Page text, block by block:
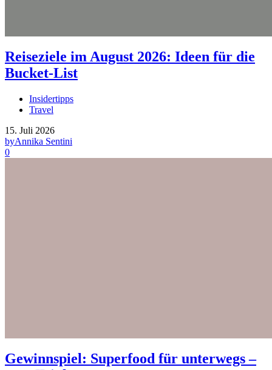
Reiseziele im August 2026: Ideen für die
Bucket-List
Insidertipps
Travel
15. Juli 2026
byAnnika Sentini
0
Gewinnspiel: Superfood für unterwegs –